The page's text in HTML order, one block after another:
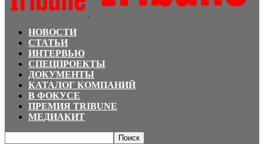
НОВОСТИ
СТАТЬИ
ИНТЕРВЬЮ
СПЕЦПРОЕКТЫ
ДОКУМЕНТЫ
КАТАЛОГ КОМПАНИЙ
В ФОКУСЕ
ПРЕМИЯ TRIBUNE
МЕДИАКИТ